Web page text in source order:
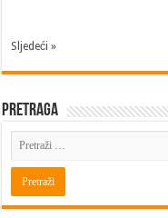
Sljedeći »
Pretraga